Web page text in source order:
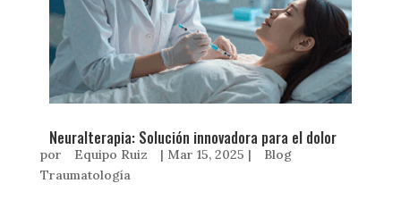
Neuralterapia: Solución innovadora para el dolor
por Equipo Ruiz | Mar 15, 2025 |
Blog
Traumatología